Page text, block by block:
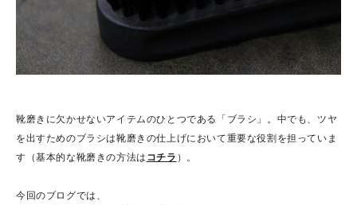
靴磨きに欠かせないアイテムのひとつである「ブラシ」。中でも、ツヤ
を出すためのブラシは靴磨きの仕上げにおいて重要な役割を担っていま
す（基本的な靴磨きの方法は コチラ ）。
今回のブログでは、